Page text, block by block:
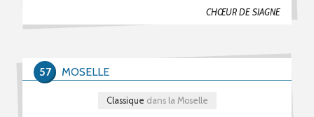
CHŒUR DE SIAGNE
Classique dans la Moselle
MOSELLE
57